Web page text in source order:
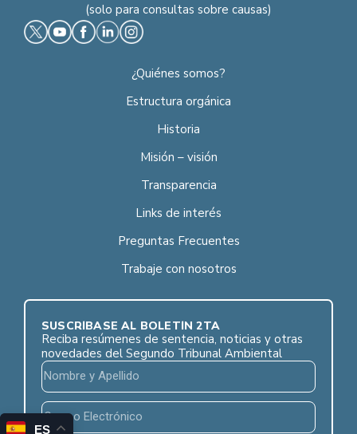
(solo para consultas sobre causas)
¿Quiénes somos?
Estructura orgánica
Historia
Misión – visión
Transparencia
Links de interés
Preguntas Frecuentes
Trabaje con nosotros
SUSCRÍBASE AL BOLETÍN 2TA
Reciba resúmenes de sentencia, noticias y otras
novedades del Segundo Tribunal Ambiental
ES